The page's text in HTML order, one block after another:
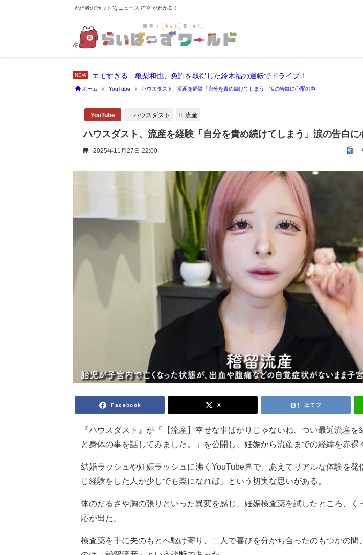
配信者の“ホット”なニュースで“今”がわかる！
エモすぎる…亀梨和也、免許を取得した鈴木福の運転でドライブ！
ホーム YouTube ハウスダスト、流産を経験「自分を責め続けてしまう」涙の告白に心配の声
YouTube ハウスダスト 流産
ハウスダスト、流産を経験「自分を責め続けてしまう」涙の告白に
2025年11月27日 22:00
Facebook X はてブ
『ハウスダスト』が「【流産】幸せな事ばかりじゃないね、つい最近流産を
と身体の事を話してみました。」を公開し、妊娠から流産までの経緯を赤裸
結婚ラッシュや妊娠ラッシュに沸くYouTube界で、あえてリアルな体験を発
じ経験をした人が少しでも楽になれば」という切実な思いがある。
体のだるさや胸の張りといった異変を感じ、妊娠検査薬を試したところ、く
応が出た。
検査薬を手に夫のもとへ駆け寄り、二人で喜びを分かち合ったのもつかの間